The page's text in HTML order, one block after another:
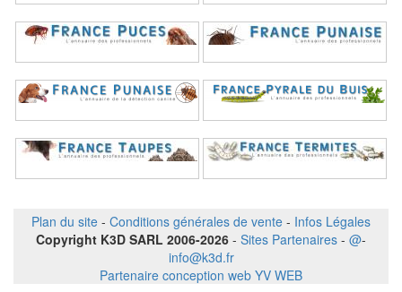
Plan du site - Conditions générales de vente - Infos Légales
Copyright K3D SARL 2006-2026 - Sites Partenaires - @-
info@k3d.fr
Partenaire conception web YV WEB